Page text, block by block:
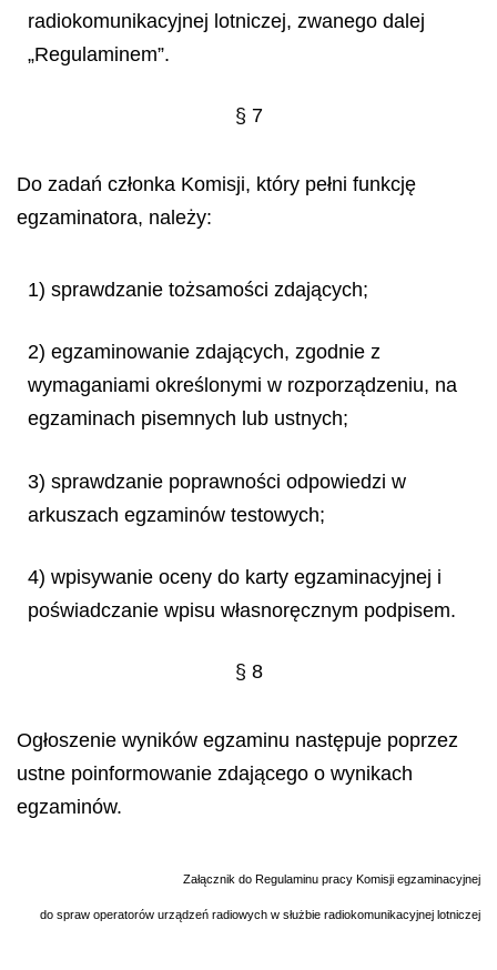
radiokomunikacyjnej lotniczej, zwanego dalej
„Regulaminem”.
§ 7
Do zadań członka Komisji, który pełni funkcję
egzaminatora, należy:
1) sprawdzanie tożsamości zdających;
2) egzaminowanie zdających, zgodnie z
wymaganiami określonymi w rozporządzeniu, na
egzaminach pisemnych lub ustnych;
3) sprawdzanie poprawności odpowiedzi w
arkuszach egzaminów testowych;
4) wpisywanie oceny do karty egzaminacyjnej i
poświadczanie wpisu własnoręcznym podpisem.
§ 8
Ogłoszenie wyników egzaminu następuje poprzez
ustne poinformowanie zdającego o wynikach
egzaminów.
Załącznik do Regulaminu pracy Komisji egzaminacyjnej
do spraw operatorów urządzeń radiowych w służbie radiokomunikacyjnej lotniczej